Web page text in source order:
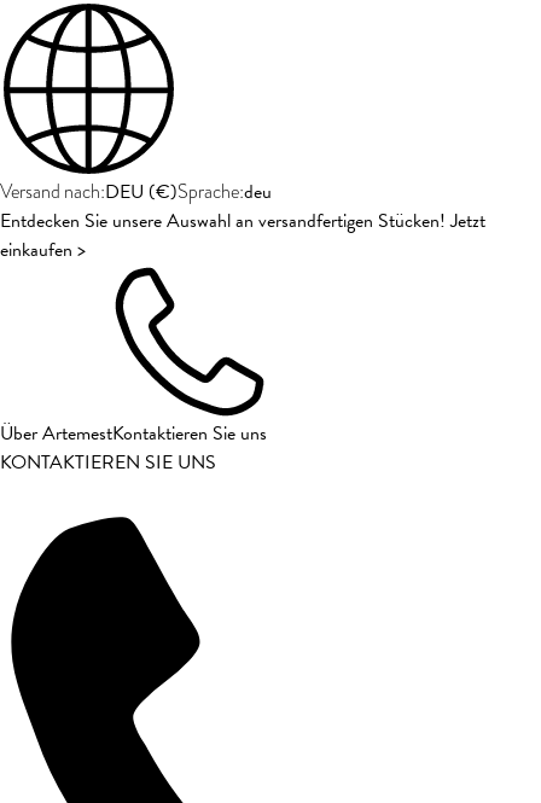
Versand nach:DEU (€)Sprache:deu
Entdecken Sie unsere Auswahl an versandfertigen Stücken! Jetzt
einkaufen >
Über ArtemestKontaktieren Sie uns
KONTAKTIEREN SIE UNS